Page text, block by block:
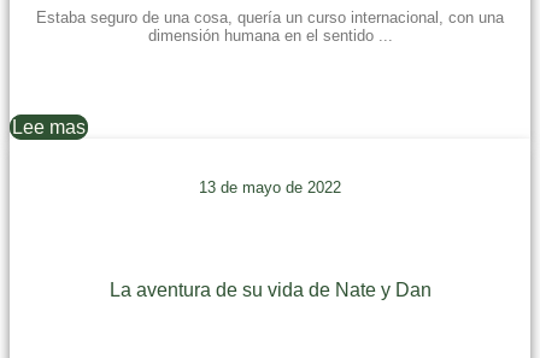
Estaba seguro de una cosa, quería un curso internacional, con una
dimensión humana en el sentido ...
Lee mas
13 de mayo de 2022
La aventura de su vida de Nate y Dan